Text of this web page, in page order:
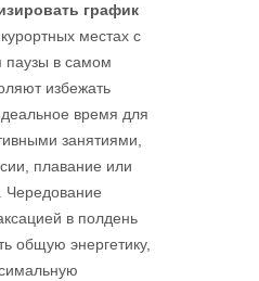
график
местах с
паузы в самом
избежать
время для
занятиями,
плавание или
Чередование
в полдень
общую энергетику,